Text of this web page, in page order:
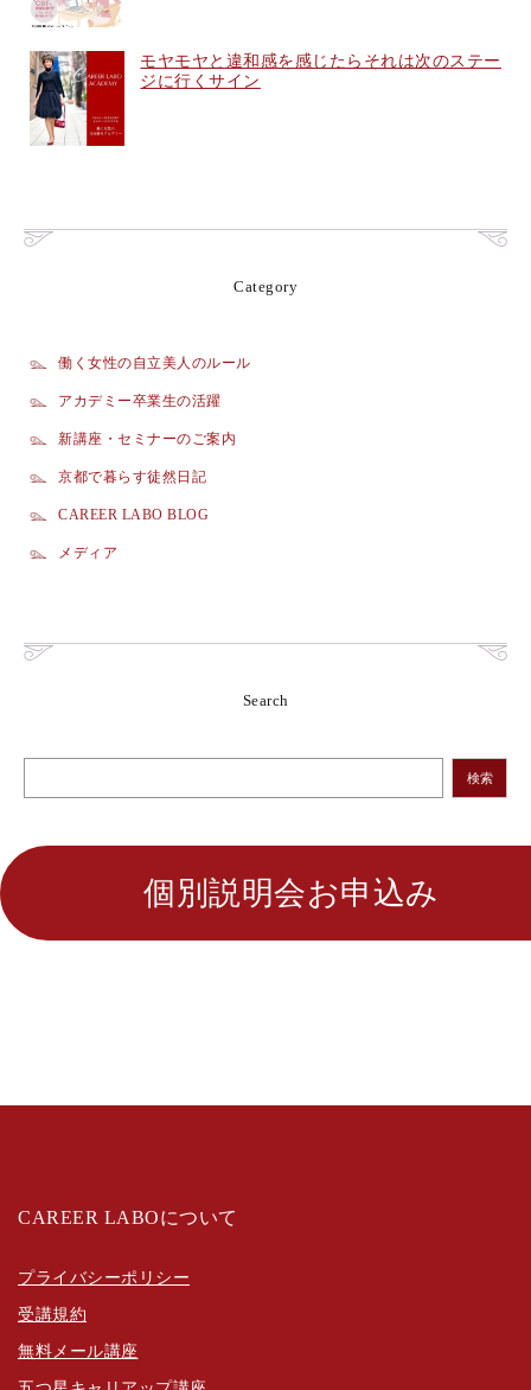
モヤモヤと違和感を感じたらそれは次のステー
ジに行くサイン
Category
働く女性の自立美人のルール
アカデミー卒業生の活躍
新講座・セミナーのご案内
京都で暮らす徒然日記
CAREER LABO BLOG
メディア
Search
検索
個別説明会お申込み
CAREER LABOについて
プライバシーポリシー
受講規約
無料メール講座